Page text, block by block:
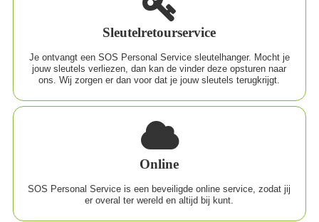
Sleutelretourservice
Je ontvangt een SOS Personal Service sleutelhanger. Mocht je
jouw sleutels verliezen, dan kan de vinder deze opsturen naar
ons. Wij zorgen er dan voor dat je jouw sleutels terugkrijgt.
Online
SOS Personal Service is een beveiligde online service, zodat jij
er overal ter wereld en altijd bij kunt.